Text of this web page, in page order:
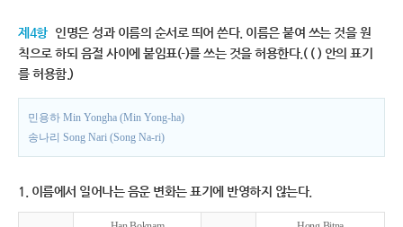
제4항 인명은 성과 이름의 순서로 띄어 쓴다. 이름은 붙여 쓰는 것을 원
칙으로 하되 음절 사이에 붙임표(-)를 쓰는 것을 허용한다.( ( ) 안의 표기
를 허용함.)
민용하 Min Yongha (Min Yong-ha)
송나리 Song Nari (Song Na-ri)
1. 이름에서 일어나는 음운 변화는 표기에 반영하지 않는다.